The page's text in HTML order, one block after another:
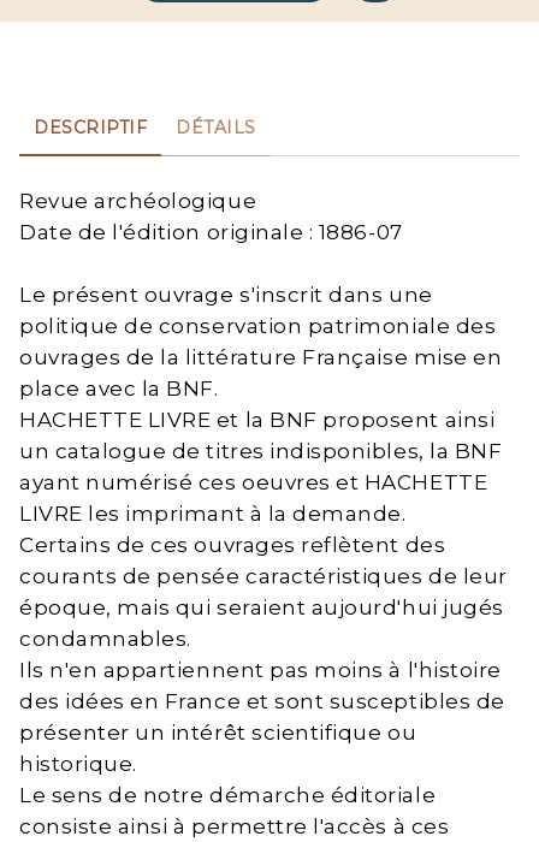
DESCRIPTIF DÉTAILS
Revue archéologique
Date de l'édition originale : 1886-07
Le présent ouvrage s'inscrit dans une
politique de conservation patrimoniale des
ouvrages de la littérature Française mise en
place avec la BNF.
HACHETTE LIVRE et la BNF proposent ainsi
un catalogue de titres indisponibles, la BNF
ayant numérisé ces oeuvres et HACHETTE
LIVRE les imprimant à la demande.
Certains de ces ouvrages reflètent des
courants de pensée caractéristiques de leur
époque, mais qui seraient aujourd'hui jugés
condamnables.
Ils n'en appartiennent pas moins à l'histoire
des idées en France et sont susceptibles de
présenter un intérêt scientifique ou
historique.
Le sens de notre démarche éditoriale
consiste ainsi à permettre l'accès à ces